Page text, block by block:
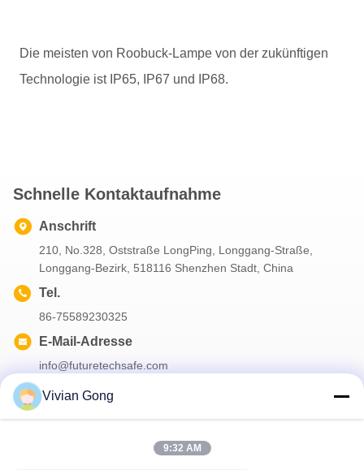
Die meisten von Roobuck-Lampe von der zukünftigen
Technologie ist IP65, IP67 und IP68.
Schnelle Kontaktaufnahme
Anschrift
210, No.328, Oststraße LongPing, Longgang-Straße,
Longgang-Bezirk, 518116 Shenzhen Stadt, China
Tel.
86-75589230325
E-Mail-Adresse
info@futuretechsafe.com
Vivian Gong
9:32 AM